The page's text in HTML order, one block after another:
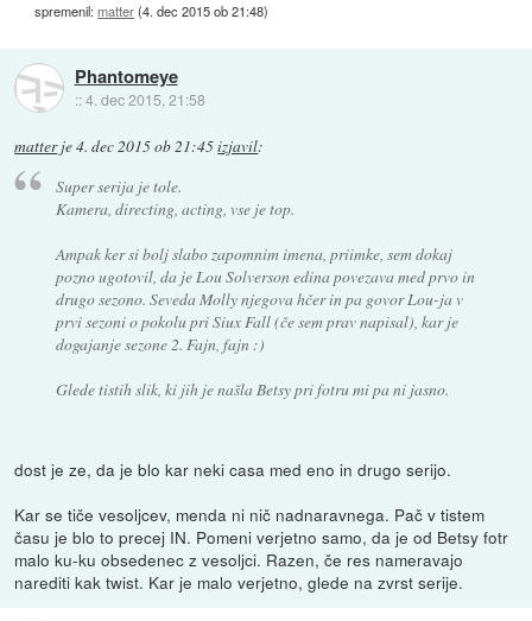
spremenil:matter(4. dec 2015 ob 21:48)
Phantomeye
::4. dec 2015, 21:58
matterje4. dec 2015 ob 21:45izjavil:
Super serija je tole.
Kamera, directing, acting, vse je top.
Ampak ker si bolj slabo zapomnim imena, priimke, sem dokaj
pozno ugotovil, da je Lou Solverson edina povezava med prvo in
drugo sezono. Seveda Molly njegova hčer in pa govor Lou-ja v
prvi sezoni o pokolu pri Siux Fall (če sem prav napisal), kar je
dogajanje sezone 2. Fajn, fajn :)
Glede tistih slik, ki jih je našla Betsy pri fotru mi pa ni jasno.
dost je ze, da je blo kar neki casa med eno in drugo serijo.
Kar se tiče vesoljcev, menda ni nič nadnaravnega. Pač v tistem
času je blo to precej IN. Pomeni verjetno samo, da je od Betsy fotr
malo ku-ku obsedenec z vesoljci. Razen, če res nameravajo
narediti kak twist. Kar je malo verjetno, glede na zvrst serije.